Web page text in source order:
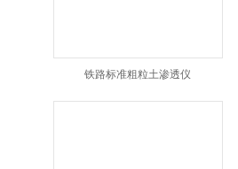
铁路标准粗粒土渗透仪